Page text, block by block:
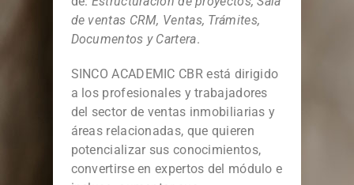
de ventas CRM, Ventas, Trámites,
Documentos y Cartera.
SINCO ACADEMIC CBR está dirigido
a los profesionales y trabajadores
del sector de ventas inmobiliarias y
áreas relacionadas, que quieren
potencializar sus conocimientos,
convertirse en expertos del módulo e